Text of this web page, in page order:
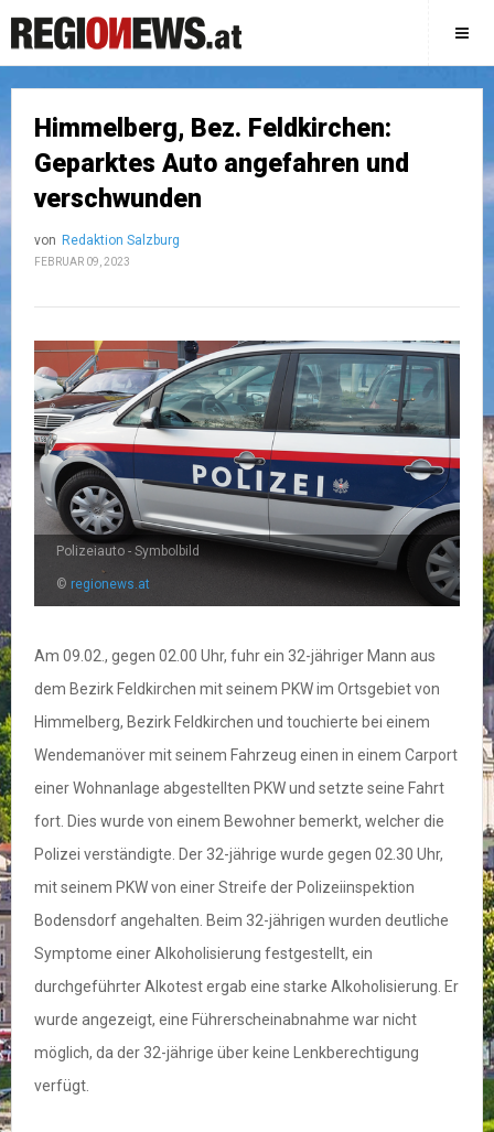
Himmelberg, Bez. Feldkirchen:
Geparktes Auto angefahren und
verschwunden
von Redaktion Salzburg
FEBRUAR 09, 2023
Polizeiauto - Symbolbild
© regionews.at
Am 09.02., gegen 02.00 Uhr, fuhr ein 32-jähriger Mann aus
dem Bezirk Feldkirchen mit seinem PKW im Ortsgebiet von
Himmelberg, Bezirk Feldkirchen und touchierte bei einem
Wendemanöver mit seinem Fahrzeug einen in einem Carport
einer Wohnanlage abgestellten PKW und setzte seine Fahrt
fort. Dies wurde von einem Bewohner bemerkt, welcher die
Polizei verständigte. Der 32-jährige wurde gegen 02.30 Uhr,
mit seinem PKW von einer Streife der Polizeiinspektion
Bodensdorf angehalten. Beim 32-jährigen wurden deutliche
Symptome einer Alkoholisierung festgestellt, ein
durchgeführter Alkotest ergab eine starke Alkoholisierung. Er
wurde angezeigt, eine Führerscheinabnahme war nicht
möglich, da der 32-jährige über keine Lenkberechtigung
verfügt.